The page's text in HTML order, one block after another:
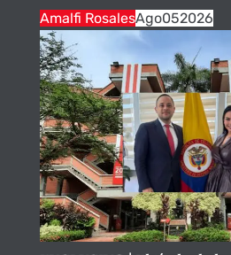
Amalfi RosalesAgo052026